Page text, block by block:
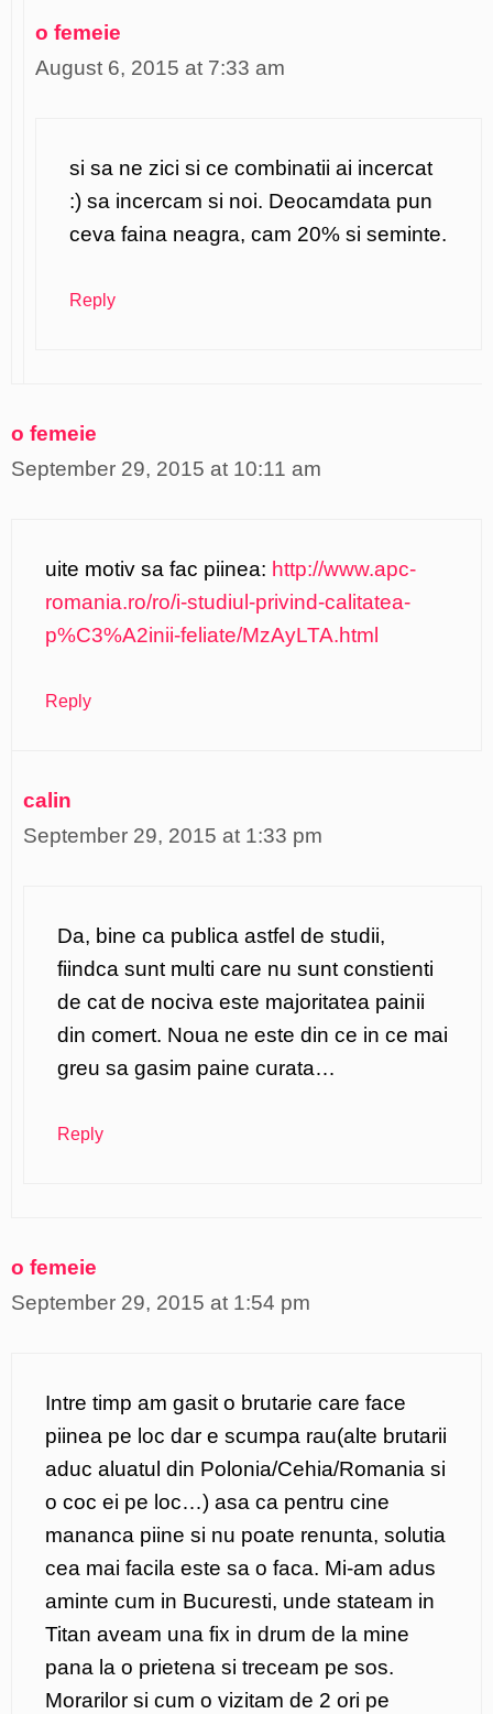
o femeie
August 6, 2015 at 7:33 am
si sa ne zici si ce combinatii ai incercat
:) sa incercam si noi. Deocamdata pun
ceva faina neagra, cam 20% si seminte.
Reply
o femeie
September 29, 2015 at 10:11 am
uite motiv sa fac piinea: http://www.apc-
romania.ro/ro/i-studiul-privind-calitatea-
p%C3%A2inii-feliate/MzAyLTA.html
Reply
calin
September 29, 2015 at 1:33 pm
Da, bine ca publica astfel de studii,
fiindca sunt multi care nu sunt constienti
de cat de nociva este majoritatea painii
din comert. Noua ne este din ce in ce mai
greu sa gasim paine curata…
Reply
o femeie
September 29, 2015 at 1:54 pm
Intre timp am gasit o brutarie care face
piinea pe loc dar e scumpa rau(alte brutarii
aduc aluatul din Polonia/Cehia/Romania si
o coc ei pe loc…) asa ca pentru cine
mananca piine si nu poate renunta, solutia
cea mai facila este sa o faca. Mi-am adus
aminte cum in Bucuresti, unde stateam in
Titan aveam una fix in drum de la mine
pana la o prietena si treceam pe sos.
Morarilor si cum o vizitam de 2 ori pe